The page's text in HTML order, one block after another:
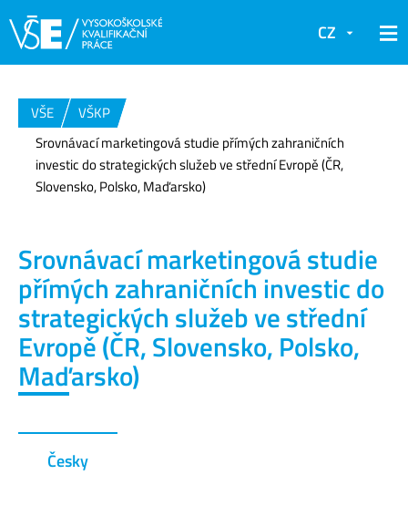
CZ
VŠE
VŠKP
Srovnávací marketingová studie přímých zahraničních
investic do strategických služeb ve střední Evropě (ČR,
Slovensko, Polsko, Maďarsko)
Srovnávací marketingová studie
přímých zahraničních investic do
strategických služeb ve střední
Evropě (ČR, Slovensko, Polsko,
Maďarsko)
Česky